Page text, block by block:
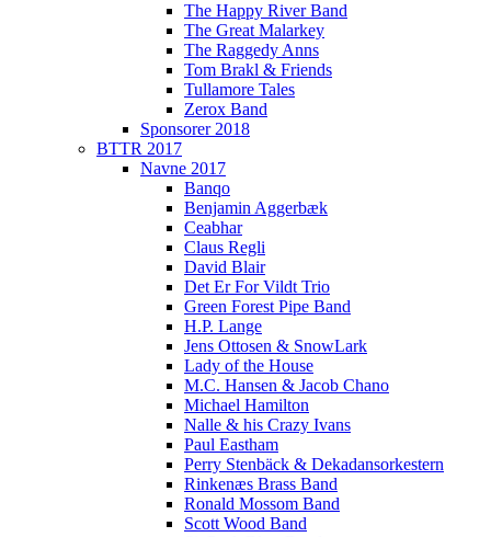
The Happy River Band
The Great Malarkey
The Raggedy Anns
Tom Brakl & Friends
Tullamore Tales
Zerox Band
Sponsorer 2018
BTTR 2017
Navne 2017
Banqo
Benjamin Aggerbæk
Ceabhar
Claus Regli
David Blair
Det Er For Vildt Trio
Green Forest Pipe Band
H.P. Lange
Jens Ottosen & SnowLark
Lady of the House
M.C. Hansen & Jacob Chano
Michael Hamilton
Nalle & his Crazy Ivans
Paul Eastham
Perry Stenbäck & Dekadansorkestern
Rinkenæs Brass Band
Ronald Mossom Band
Scott Wood Band